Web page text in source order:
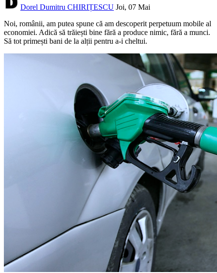
Dorel Dumitru CHIRIȚESCU Joi, 07 Mai
Noi, românii, am putea spune că am descoperit perpetuum mobile al
economiei. Adică să trăiești bine fără a produce nimic, fără a munci.
Să tot primești bani de la alții pentru a-i cheltui.